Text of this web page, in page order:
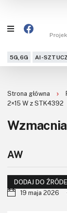
5G,6G AI-
Dla
Strona główna
2×15 W z STK4392
AW
DODAJ DO
19 maja 2026